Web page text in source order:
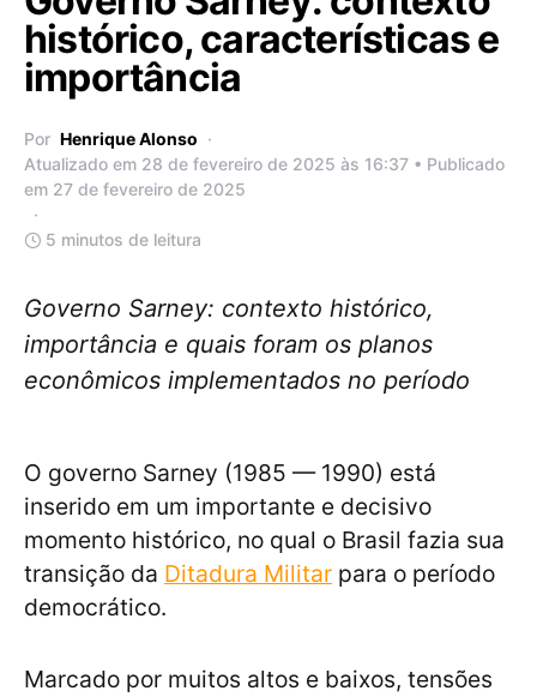
histórico, características e
importância
Por Henrique Alonso
Atualizado em 28 de fevereiro de 2025 às 16:37 • Publicado
em 27 de fevereiro de 2025
5 minutos de leitura
Governo Sarney: contexto histórico,
importância e quais foram os planos
econômicos implementados no período
O governo Sarney (1985 — 1990) está
inserido em um importante e decisivo
momento histórico, no qual o Brasil fazia sua
transição da Ditadura Militar para o período
democrático.
Marcado por muitos altos e baixos, tensões